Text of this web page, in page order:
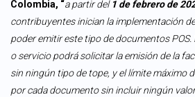
Colombia, “a partir del 1 de febrero de
contribuyentes inician la implementación
poder emitir este tipo de documentos POS.
o servicio podrá solicitar la emisión de la
sin ningún tipo de tope, y el límite máximo
por cada documento sin incluir ningún